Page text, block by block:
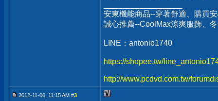
安東機能商品--穿著舒適、購買
誠心推薦--CoolMax涼爽服飾、
LINE：antonio1740
https://shopee.tw/
http://www.pcdvd.com.tw/
2012-11-06, 11:15 AM #3